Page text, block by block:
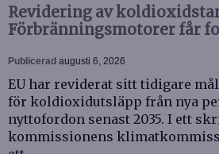
Revidering av
Förbränningsmotorer får
Publicerad augusti 6, 2026
EU har reviderat sitt tidigare
för koldioxidutsläpp från nya
nyttofordon senast 2035. I ett
kommissionens